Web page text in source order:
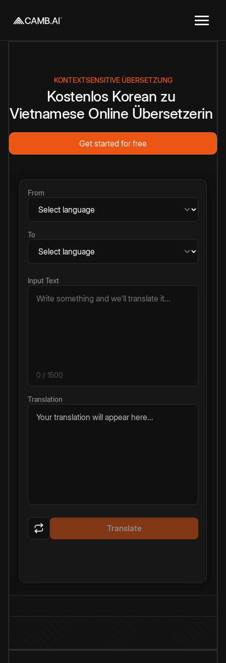
KONTEXTSENSITIVE ÜBERSETZUNG
Kostenlos Korean zu
Vietnamese Online Übersetzerin
Get started for free
From
To
Input Text
0 / 1500
Translation
Your translation will appear here...
Translate